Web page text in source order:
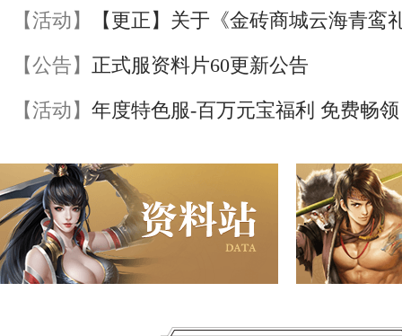
【活动】
【公告】 正式服资料片60更新公告
【活动】 年度特色服-百万元宝福利 免费畅领